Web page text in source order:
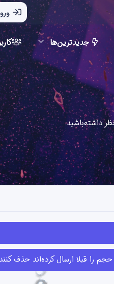
جدیدترین‌ها
داشته‌باشید.